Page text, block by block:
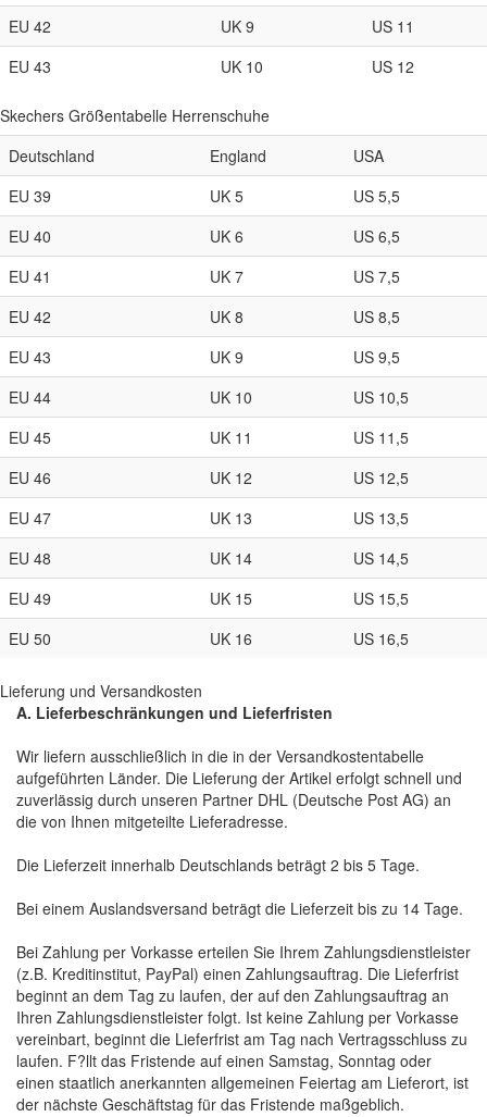
EU 42
UK 9
US 11
EU 43
UK 10 US 12
Skechers Größentabelle Herrenschuhe
Deutschland
England
USA
EU 39
UK 5
US 5,5
EU 40
UK 6
US 6,5
EU 41
UK 7
US 7,5
EU 42
UK 8
US 8,5
EU 43
UK 9
US 9,5
EU 44
UK 10
US 10,5
EU 45
UK 11
US 11,5
EU 46
UK 12
US 12,5
EU 47
UK 13
US 13,5
EU 48
UK 14
US 14,5
EU 49
UK 15
US 15,5
EU 50
UK 16 US 16,5
Lieferung und Versandkosten
A. Lieferbeschränkungen und Lieferfristen
Wir liefern ausschließlich in die in der Versandkostentabelle
aufgeführten Länder. Die Lieferung der Artikel erfolgt schnell und
zuverlässig durch unseren Partner DHL (Deutsche Post AG) an
die von Ihnen mitgeteilte Lieferadresse.
Die Lieferzeit innerhalb Deutschlands beträgt 2 bis 5 Tage.
Bei einem Auslandsversand beträgt die Lieferzeit bis zu 14 Tage.
Bei Zahlung per Vorkasse erteilen Sie Ihrem Zahlungsdienstleister
(z.B. Kreditinstitut, PayPal) einen Zahlungsauftrag. Die Lieferfrist
beginnt an dem Tag zu laufen, der auf den Zahlungsauftrag an
Ihren Zahlungsdienstleister folgt. Ist keine Zahlung per Vorkasse
vereinbart, beginnt die Lieferfrist am Tag nach Vertragsschluss zu
laufen. F?llt das Fristende auf einen Samstag, Sonntag oder
einen staatlich anerkannten allgemeinen Feiertag am Lieferort, ist
der nächste Geschäftstag für das Fristende maßgeblich.